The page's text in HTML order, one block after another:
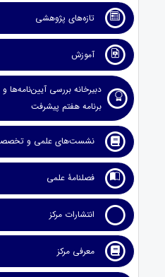
تازه‌های پژوهشی
آموزش
دبیرخانه بررسی آیین‌نامه‌ها
برنامه هفتم پیشرفت
نشست‌های علمی و
فصلنامۀ علمی
انتشارات مرکز
معرفی مرکز